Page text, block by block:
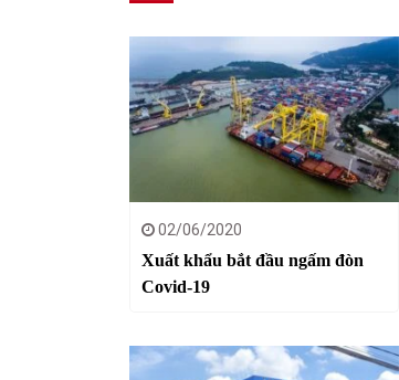
02/06/2020
Xuất khẩu bắt đầu ngấm đòn
Covid-19